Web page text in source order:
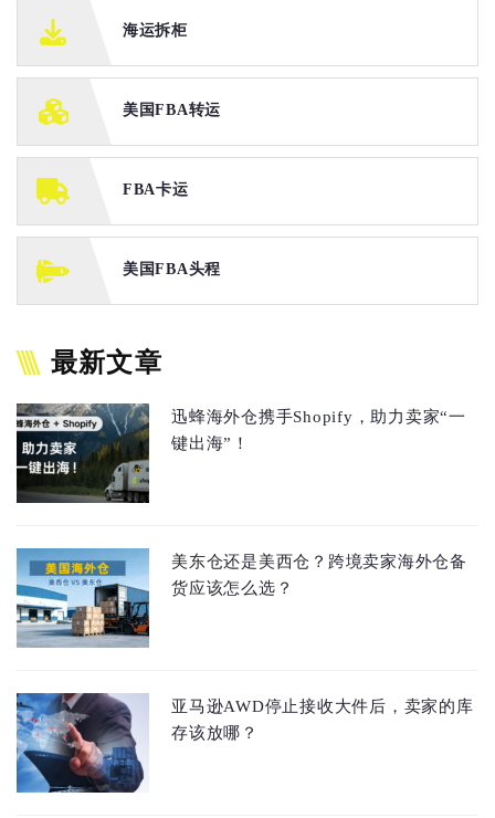
海运拆柜
美国FBA转运
FBA卡运
美国FBA头程
最新文章
迅蜂海外仓携手Shopify，助力卖家“一
键出海”！
美东仓还是美西仓？跨境卖家海外仓备
货应该怎么选？
亚马逊AWD停止接收大件后，卖家的库
存该放哪？